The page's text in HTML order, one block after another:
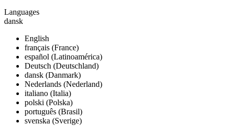
Languages
dansk
English
français (France)
español (Latinoamérica)
Deutsch (Deutschland)
dansk (Danmark)
Nederlands (Nederland)
italiano (Italia)
polski (Polska)
português (Brasil)
svenska (Sverige)